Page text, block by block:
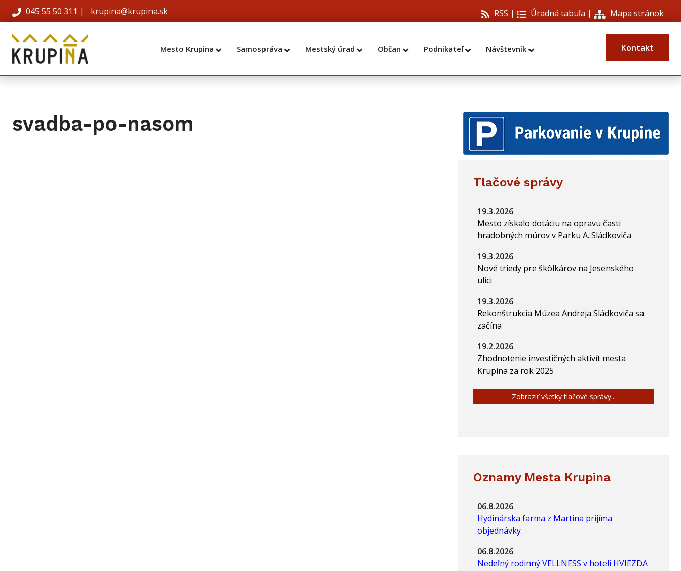
045 55 50 311 | krupina@krupina.sk RSS | Úradná tabuľa | Mapa stránok
Mesto Krupina Samospráva Mestský úrad Občan Podnikateľ Návštevník Kontakt
svadba-po-nasom
Tlačové správy
19.3.2026
Mesto získalo dotáciu na opravu časti
hradobných múrov v Parku A. Sládkoviča
19.3.2026
Nové triedy pre škôlkárov na Jesenského
ulici
19.3.2026
Rekonštrukcia Múzea Andreja Sládkoviča sa
začína
19.2.2026
Zhodnotenie investičných aktivít mesta
Krupina za rok 2025
Zobraziť všetky tlačové správy...
Oznamy Mesta Krupina
06.8.2026
Hydinárska farma z Martina prijíma
objednávky
06.8.2026
Nedeľný rodinný VELLNESS v hoteli HVIEZDA